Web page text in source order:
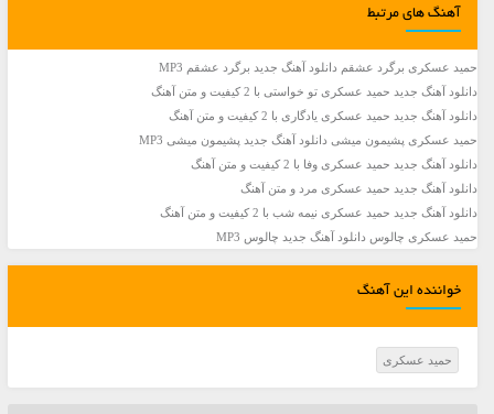
آهنگ های مرتبط
حمید عسکری برگرد عشقم دانلود آهنگ جدید برگرد عشقم MP3
دانلود آهنگ جديد حمید عسکری تو خواستی با 2 کیفیت و متن آهنگ
دانلود آهنگ جديد حمید عسکری یادگاری با 2 کیفیت و متن آهنگ
حمید عسکری پشیمون میشی دانلود آهنگ جدید پشیمون میشی MP3
دانلود آهنگ جديد حمید عسکری وفا با 2 کیفیت و متن آهنگ
دانلود آهنگ جديد حمید عسکری مرد و متن آهنگ
دانلود آهنگ جديد حمید عسکری نیمه شب با 2 کیفیت و متن آهنگ
حمید عسکری چالوس دانلود آهنگ جدید چالوس MP3
خواننده این آهنگ
حمید عسکری